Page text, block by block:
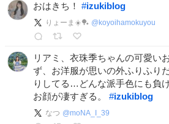
おはきち！ #izukiblog
りょーま☀️🏓 @ koyoihamokuyou
リアミ、衣珠季ちゃんの可愛い
ず、お洋服が思いの外ふりふり
りしてる…どんな派手色にも負
お顔が凄すぎる。 #izukiblog
なつ @moNA_I_39